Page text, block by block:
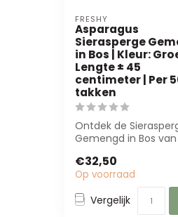
FRESHY
Asparagus
Sierasperge
in Bos | Kleur:
Lengte ± 45
centimeter | Per
takken
Ontdek de
Gemengd in Bos van
vertakte takk...
€32,50
Op voorraad
Vergelijk